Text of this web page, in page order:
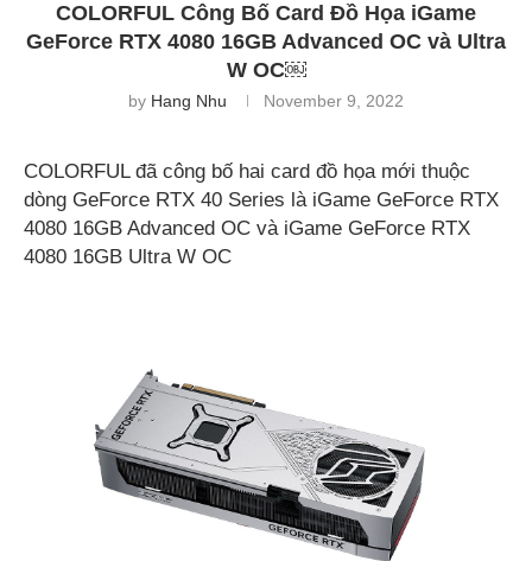
COLORFUL Công Bố Card Đồ Họa iGame
GeForce RTX 4080 16GB Advanced OC và Ultra
W OC￼
by Hang Nhu November 9, 2022
COLORFUL đã công bố hai card đồ họa mới thuộc
dòng GeForce RTX 40 Series là iGame GeForce RTX
4080 16GB Advanced OC và iGame GeForce RTX
4080 16GB Ultra W OC